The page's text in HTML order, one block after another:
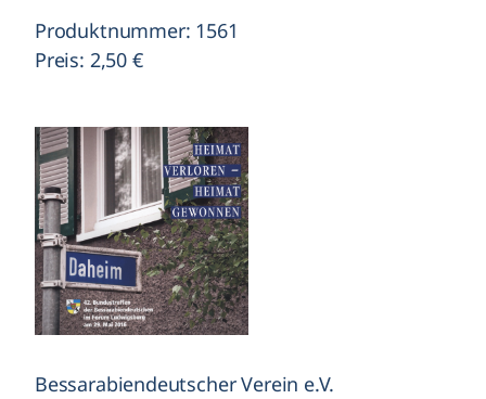
Produktnummer: 1561
Preis: 2,50 €
Bessarabiendeutscher Verein e.V.